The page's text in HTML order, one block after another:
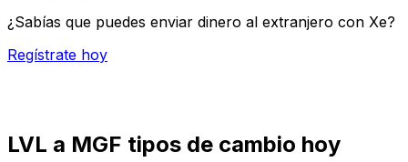
¿Sabías que puedes enviar dinero al extranjero con Xe?
Regístrate hoy
LVL a MGF tipos de cambio hoy